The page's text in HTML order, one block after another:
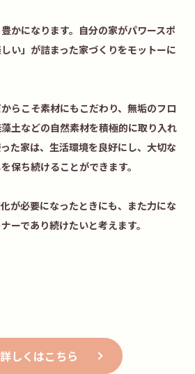
かになります。自分の家がパワースポ
い」が詰まった家づくりをモットーに
らこそ素材にもこだわり、無垢のフロ
土などの自然素材を積極的に取り入れ
た家は、生活環境を良好にし、大切な
保ち続けることができます。
が必要になったときにも、また力にな
ーであり続けたいと考えます。
詳しくはこちら